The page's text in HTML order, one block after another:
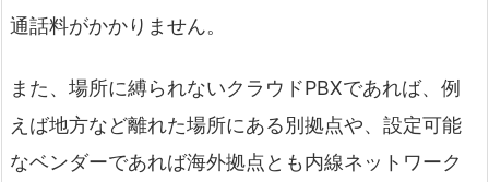
通話料がかかりません。
また、場所に縛られないクラウドPBXであれば、例
えば地方など離れた場所にある別拠点や、設定可能
なベンダーであれば海外拠点とも内線ネットワーク